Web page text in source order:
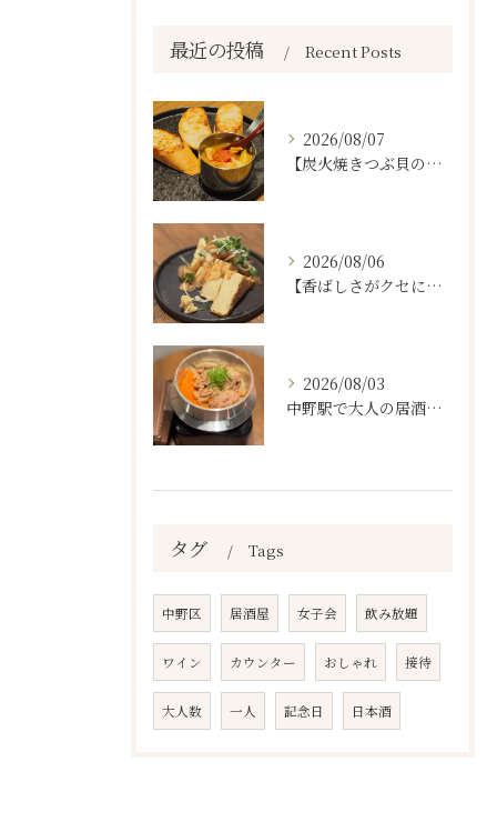
最近の投稿 Recent Posts
2026/08/07
【炭火焼きつぶ貝のスパニッシュアヒージョ🐚🔥】
2026/08/06
【香ばしさがクセになる。
2026/08/03
中野駅で大人の居酒屋をお探しならぜひワラテルへ！
タグ Tags
中野区 居酒屋 女子会 飲み放題
ワイン カウンター おしゃれ 接待
大人数 一人 記念日 日本酒